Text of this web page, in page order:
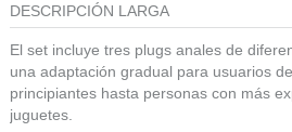
DESCRIPCIÓN LARGA
El set incluye tres plugs anales de
una adaptación gradual para usuarios
principiantes hasta personas con más
juguetes.